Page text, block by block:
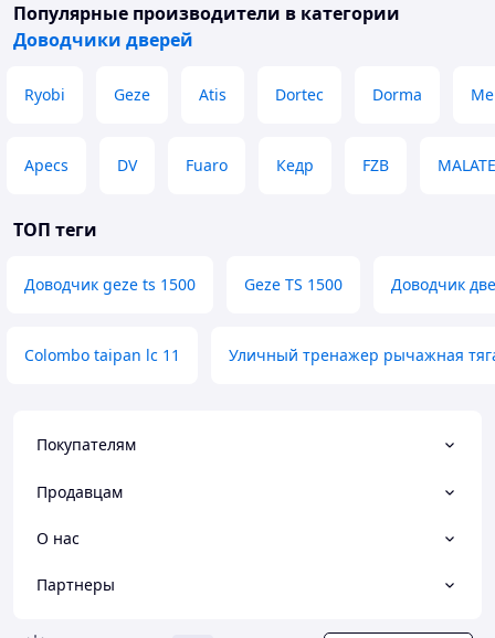
Популярные производители в категории
Доводчики дверей
Ryobi Geze Atis Dortec Dorma
Apecs DV Fuaro Кедр FZB
ТОП теги
Доводчик geze ts 1500 Geze TS 1500 Доводчик
Colombo taipan lc 11 Уличный тренажер рычажная
Покупателям
Продавцам
О нас
Партнеры